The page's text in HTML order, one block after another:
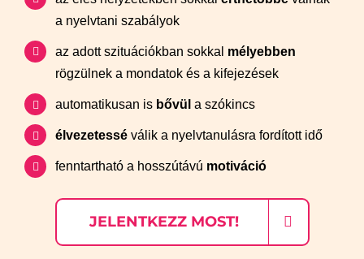
a nyelvtani szabályok
az adott szituációkban sokkal mélyebben
rögzülnek a mondatok és a kifejezések
automatikusan is bővül a szókincs
élvezetessé válik a nyelvtanulásra fordított idő
fenntartható a hosszútávú motiváció
JELENTKEZZ MOST!